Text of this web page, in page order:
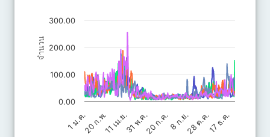
The chart has 1 Y axis displaying จำนวน. Data ranges from
จำนวน
1 ม.ค. 20 ก.ค.
20 ก.พ.11 เม.ย.31 พ.ค. 8 ก.ย.28 ต.ค.17 ธ.ค.
0.00
100.00
200.00
300.00